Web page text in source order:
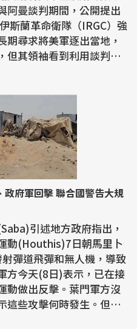
阿曼談判期間，公開提出
期尋求將美軍逐出當地，
但其領袖看到利用談判動
府軍回擊 聯合國警告大規
引述地方政府指出，
動(Houthis)7日朝馬里卜
彈道飛彈和無人機，導致
動做出反擊。葉門軍方沒
這些攻擊何時發生。但軍